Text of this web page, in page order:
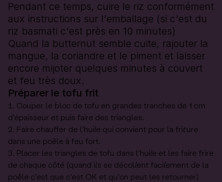
Pendant ce temps, cuire le riz conformément
aux instructions sur l'emballage (si c'est du
riz basmati c'est près en 10 minutes)
Quand la butternut semble cuite, rajouter la
mangue, la coriandre et le piment et laisser
encore mijoter quelques minutes à couvert
et feu très doux.
Préparer le tofu frit
Couper le bloc de tofu en grandes tranches de 1 cm
d'épaisseur et puis faire des triangles.
Faire chauffer de l'huile qui convient pour la friture
dans une poêle à feu fort.
Placer les triangles de tofu dans l'huile et les faire frire
de chaque côté (quand ils se décollent facilement de la
poêle c'est que c'est OK et qu'on peut les retourner)